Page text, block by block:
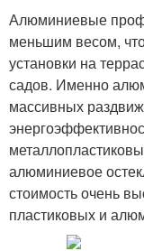
Алюминиевые
меньшим весом,
установки на
садов. Именно
массивных
алюминиевое
стоимость очень
пластиковых и